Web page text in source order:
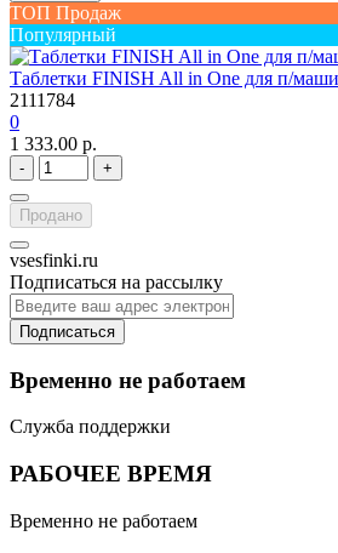
ТОП Продаж
Популярный
Таблетки FINISH All in One для п/
2111784
0
1 333.00 р.
- +
Продано
vsesfinki.ru
Подписаться на рассылку
Подписаться
Временно не работаем
Служба поддержки
РАБОЧЕЕ ВРЕМЯ
Временно не работаем